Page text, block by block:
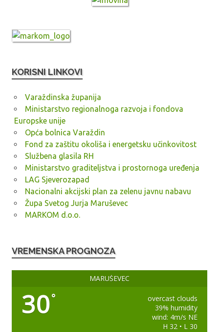
KORISNI LINKOVI
Varaždinska županija
Ministarstvo regionalnoga razvoja i fondova
Europske unije
Opća bolnica Varaždin
Fond za zaštitu okoliša i energetsku učinkovitost
Službena glasila RH
Ministarstvo graditeljstva i prostornoga uređenja
LAG Sjeverozapad
Nacionalni akcijski plan za zelenu javnu nabavu
Župa Svetog Jurja Maruševec
MARKOM d.o.o.
VREMENSKA PROGNOZA
MARUŠEVEC
30°
overcast clouds
39% humidity
wind: 4m/s NE
H 32 • L 30